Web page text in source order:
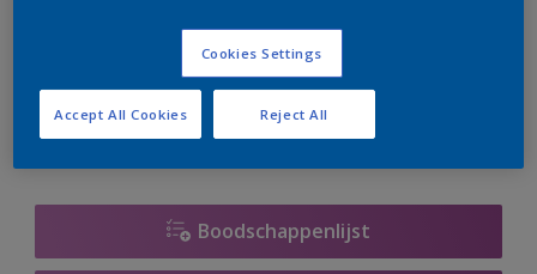
Op dit moment is het niet mogelijk dit product online
te bestellen. Houd de website in de gaten, we werken
er hard aan om de voorraad aan te vullen.
Boodschappenlijst
Cookies Settings
Reject All
Accept All Cookies